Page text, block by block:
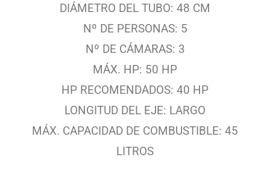
DIÁMETRO DEL TUBO: 48 CM
Nº DE PERSONAS: 5
Nº DE CÁMARAS: 3
MÁX. HP: 50 HP
HP RECOMENDADOS: 40 HP
LONGITUD DEL EJE: LARGO
MÁX. CAPACIDAD DE COMBUSTIBLE: 45
LITROS